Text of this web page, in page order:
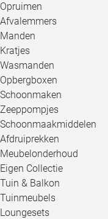
Opruimen
Afvalemmers
Manden
Kratjes
Wasmanden
Opbergboxen
Schoonmaken
Zeeppompjes
Schoonmaakmiddelen
Afdruiprekken
Meubelonderhoud
Eigen Collectie
Tuin & Balkon
Tuinmeubels
Loungesets